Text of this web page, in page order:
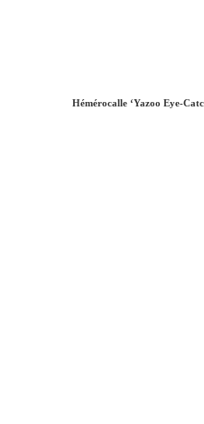
Hémérocalle ‘Yazoo Eye-